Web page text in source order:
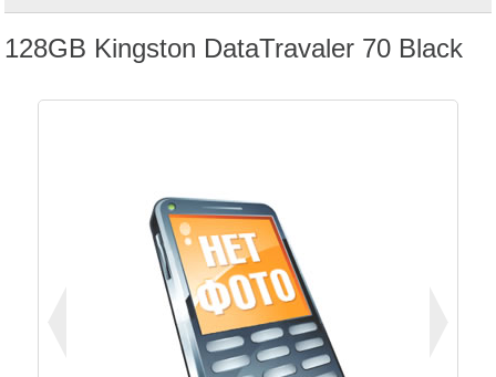
128GB Kingston DataTravaler 70 Black